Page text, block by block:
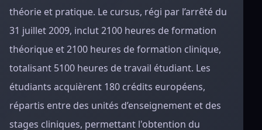
théorie et pratique. Le cursus, régi par l’arrêté du
31 juillet 2009, inclut 2100 heures de formation
théorique et 2100 heures de formation clinique,
totalisant 5100 heures de travail étudiant. Les
étudiants acquièrent 180 crédits européens,
répartis entre des unités d’enseignement et des
stages cliniques, permettant l'obtention du